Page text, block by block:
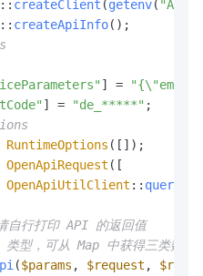
:: createClient (getenv(
:: createApiInfo();
] =
] = "de_*****" ;
RuntimeOptions ([]);
OpenApiRequest ([
OpenApiUtilClient :: query
自行打印 API 的返回值
型，可从 Map 中获得三类数
($params , $request ,